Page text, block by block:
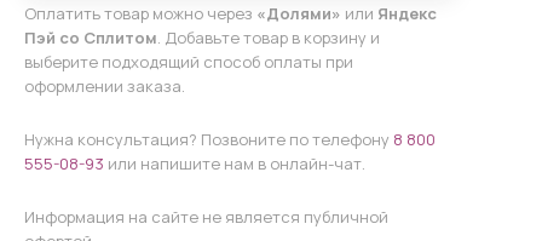
Оплатить товар можно через «Долями» или Яндекс
Пэй со Сплитом. Добавьте товар в корзину и
выберите подходящий способ оплаты при
оформлении заказа.
Нужна консультация? Позвоните по телефону 8 800
555-08-93 или напишите нам в онлайн-чат.
Информация на сайте не является публичной